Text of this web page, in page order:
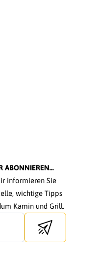
ABONNIEREN...
informieren Sie
wichtige Tipps
Kamin und Grill.
Send newsletter